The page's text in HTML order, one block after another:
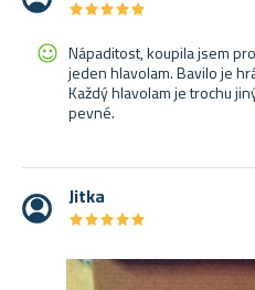
★★★★★
★★★★★
Nápaditost, koupila jsem
jeden hlavolam. Bavilo je
Každý hlavolam je trochu
pevné.
Jitka
★★★★★
★★★★★